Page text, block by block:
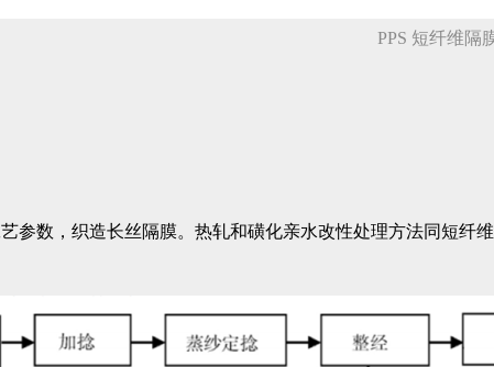
PPS 短纤维隔
参数，织造长丝隔膜。热轧和磺化亲水改性处理方法同短纤